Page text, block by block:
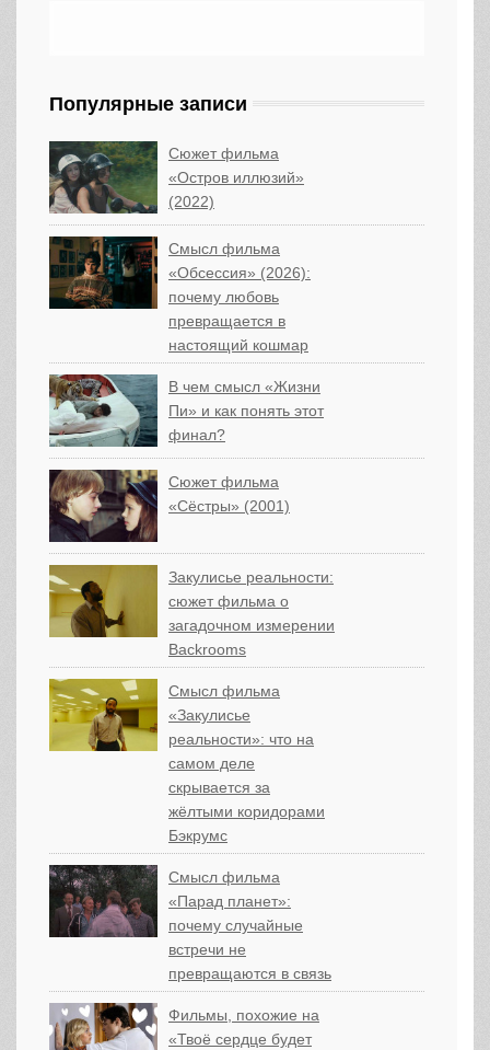
Популярные записи
Сюжет фильма
«Остров иллюзий»
(2022)
Смысл фильма
«Обсессия» (2026):
почему любовь
превращается в
настоящий кошмар
В чем смысл «Жизни
Пи» и как понять этот
финал?
Сюжет фильма
«Сёстры» (2001)
Закулисье реальности:
сюжет фильма о
загадочном измерении
Backrooms
Смысл фильма
«Закулисье
реальности»: что на
самом деле
скрывается за
жёлтыми коридорами
Бэкрумс
Смысл фильма
«Парад планет»:
почему случайные
встречи не
превращаются в связь
Фильмы, похожие на
«Твоё сердце будет